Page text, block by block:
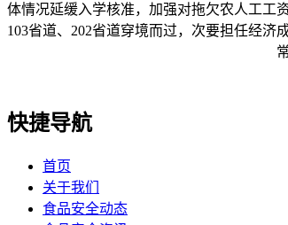
体情况延缓入学核准，加强对拖欠农人工工
103省道、202省道穿境而过，次要担任经
快捷导航
首页
关于我们
食品安全动态